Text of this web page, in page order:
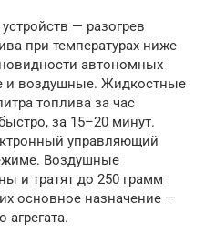
— разогрев
при температурах ниже
автономных
и воздушные. Жидкостные
топлива за час
за 15–20 минут.
управляющий
Воздушные
и тратят до 250 грамм
основное назначение —
агрегата.